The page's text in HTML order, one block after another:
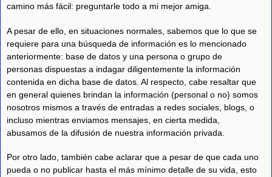
camino más fácil: preguntarle todo a mi mejor amiga.
A pesar de ello, en situaciones normales, sabemos que lo que se
requiere para una búsqueda de información es lo mencionado
anteriormente: base de datos y una persona o grupo de
personas dispuestas a indagar diligentemente la información
contenida en dicha base de datos. Al respecto, cabe resaltar que
en general quienes brindan la información (personal o no) somos
nosotros mismos a través de entradas a redes sociales, blogs, o
incluso mientras enviamos mensajes, en cierta medida,
abusamos de la difusión de nuestra información privada.
Por otro lado, también cabe aclarar que a pesar de que cada uno
pueda o no publicar hasta el más mínimo detalle de su vida, esto